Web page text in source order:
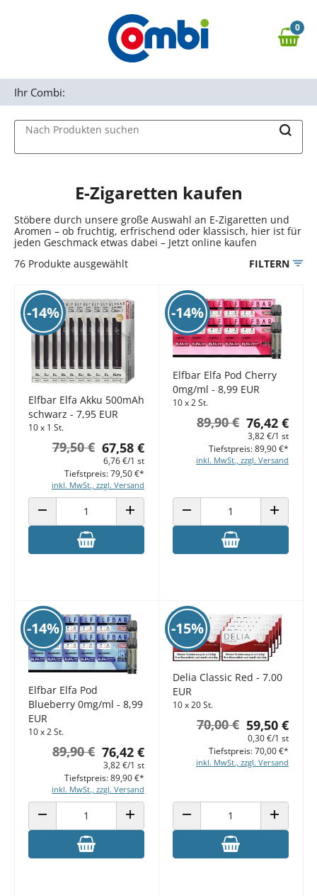
Zur Navigation springen
0,00 €
0
Nach Produkten suchen
Ihr Combi:
E-Zigaretten kaufen
Stöbere durch unsere große Auswahl an E-Zigaretten und
Aromen – ob fruchtig, erfrischend oder klassisch, hier ist für
jeden Geschmack etwas dabei – Jetzt online kaufen
76 Produkte ausgewählt FILTERN
-14%
Elfbar Elfa Akku 500mAh
schwarz - 7,95 EUR
10 x 1 St.
67,58 €
79,50 €
6,76 €/1 st
inkl. MwSt., zzgl. Versand
Tiefstpreis: 79,50 €*
ANZAHL VERRINGERN ANZAHL ERHÖHEN
-14%
Elfbar Elfa Pod Cherry
0mg/ml - 8,99 EUR
10 x 2 St.
76,42 €
89,90 €
3,82 €/1 st
inkl. MwSt., zzgl. Versand
Tiefstpreis: 89,90 €*
ANZAHL VERRINGERN ANZAHL
-14%
Elfbar Elfa Pod
Blueberry 0mg/ml - 8,99
EUR
10 x 2 St.
76,42 €
89,90 €
3,82 €/1 st
inkl. MwSt., zzgl. Versand
Tiefstpreis: 89,90 €*
ANZAHL VERRINGERN ANZAHL ERHÖHEN
-15%
Delia Classic Red - 7.00
EUR
10 x 20 St.
59,50 €
70,00 €
0,30 €/1 st
inkl. MwSt., zzgl. Versand
Tiefstpreis: 70,00 €*
ANZAHL VERRINGERN ANZAHL